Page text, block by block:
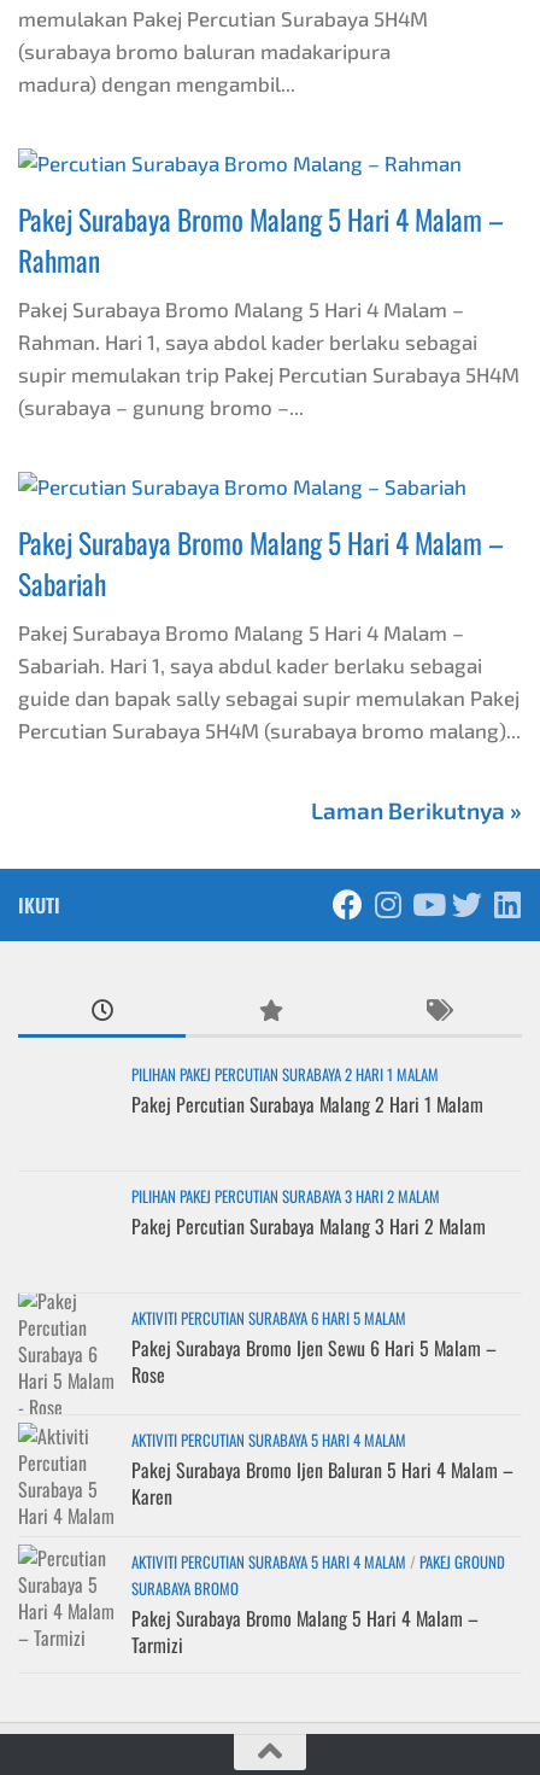
memulakan Pakej Percutian Surabaya 5H4M
(surabaya bromo baluran madakaripura
madura) dengan mengambil...
Pakej Surabaya Bromo Malang 5 Hari 4 Malam –
Rahman
Pakej Surabaya Bromo Malang 5 Hari 4 Malam –
Rahman. Hari 1, saya abdol kader berlaku sebagai
supir memulakan trip Pakej Percutian Surabaya 5H4M
(surabaya – gunung bromo –...
Pakej Surabaya Bromo Malang 5 Hari 4 Malam –
Sabariah
Pakej Surabaya Bromo Malang 5 Hari 4 Malam –
Sabariah. Hari 1, saya abdul kader berlaku sebagai
guide dan bapak sally sebagai supir memulakan Pakej
Percutian Surabaya 5H4M (surabaya bromo malang)...
Laman Berikutnya »
IKUTI
PILIHAN PAKEJ PERCUTIAN SURABAYA 2 HARI 1 MALAM
Pakej Percutian Surabaya Malang 2 Hari 1 Malam
PILIHAN PAKEJ PERCUTIAN SURABAYA 3 HARI 2 MALAM
Pakej Percutian Surabaya Malang 3 Hari 2 Malam
AKTIVITI PERCUTIAN SURABAYA 6 HARI 5 MALAM
Pakej Surabaya Bromo Ijen Sewu 6 Hari 5 Malam –
Rose
AKTIVITI PERCUTIAN SURABAYA 5 HARI 4 MALAM
Pakej Surabaya Bromo Ijen Baluran 5 Hari 4 Malam –
Karen
AKTIVITI PERCUTIAN SURABAYA 5 HARI 4 MALAM / PAKEJ GROUND
SURABAYA BROMO
Pakej Surabaya Bromo Malang 5 Hari 4 Malam –
Tarmizi